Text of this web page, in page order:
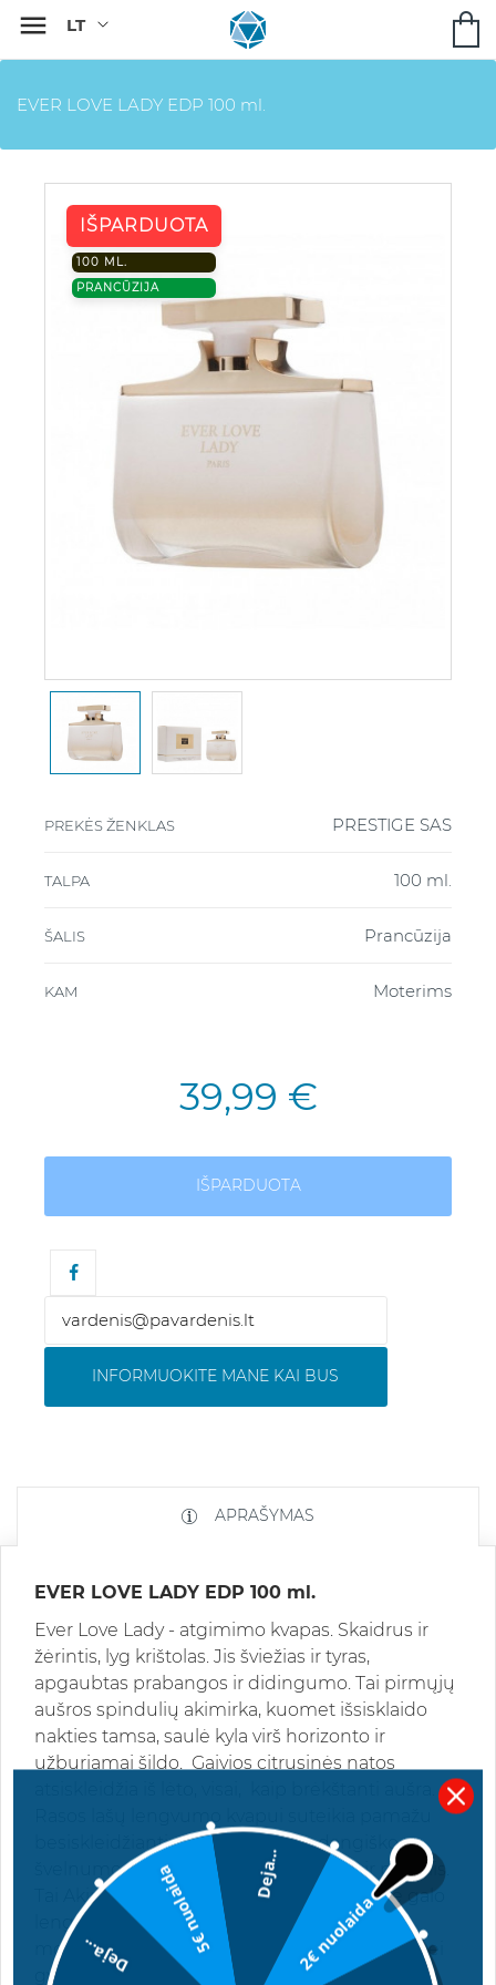

EVER LOVE LADY EDP 100 ml.
IŠPARDUOTA
100 ML.
PRANCŪZIJA
PREKĖS ŽENKLAS PRESTIGE SAS
TALPA 100 ml.
ŠALIS Prancūzija
KAM Moterims
39,99 €
IŠPARDUOTA
INFORMUOKITE MANE KAI BUS
APRAŠYMAS
EVER LOVE LADY EDP 100 ml.
Ever Love Lady - atgimimo kvapas. Skaidrus ir
žėrintis, lyg krištolas. Jis šviežias ir tyras,
apgaubtas prabangos ir didingumo. Tai pirmųjų
aušros spindulių akimirka, kuomet išsisklaido
nakties tamsa, saulė kyla virš horizonto ir
užburiamai šildo. Gaivios citrusinės natos
atsiskleidžia iš lėto, visai, kaip brėkštanti aušra.
besiskleidžiantis lotoso žiedas, o dangiško
švelnumo aromatui suteikia jazminas ir pačiulis.
Tai Akimirka, kai rojus persikelia į žemę! Be galo
lengvas, tiesiog spindintis aromatas skirtas
moterims norinčioms lengvumo, šviežumo bei
gyvybingumo
2€ nuolaida
Deja... 5€ nuolaida Deja...